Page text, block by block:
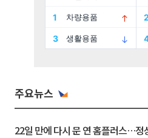
주요뉴스
22일 만에 다시 문 연 홈플러스…정